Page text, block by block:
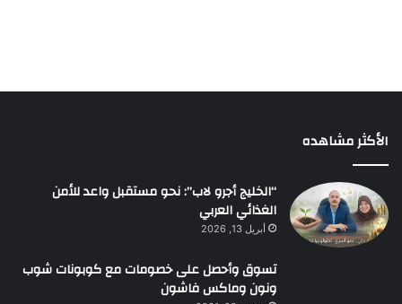
الأكثر مشاهده
“الخليج أجرو لاب”: نحو مستقبل واعد للأمن
الغذائي العربي
أبريل 13, 2026
تسوق وأحصل على خصومات مع كوبونات شوب
ونون وماكس فاشون